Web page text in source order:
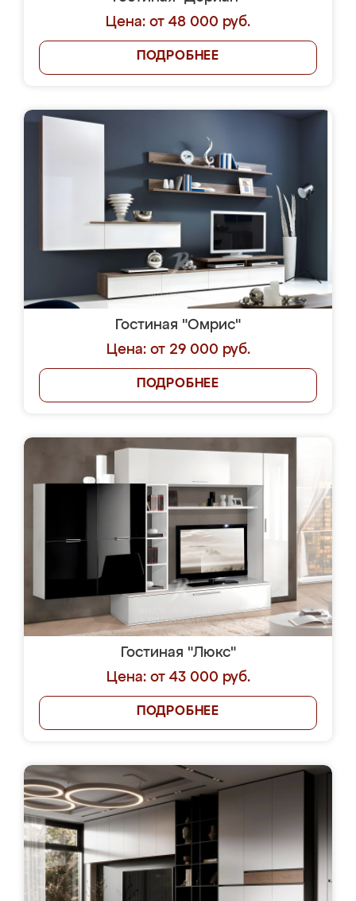
Цена: от 48 000 руб.
ПОДРОБНЕЕ
Гостиная "Омрис"
Цена: от 29 000 руб.
ПОДРОБНЕЕ
Гостиная "Люкс"
Цена: от 43 000 руб.
ПОДРОБНЕЕ